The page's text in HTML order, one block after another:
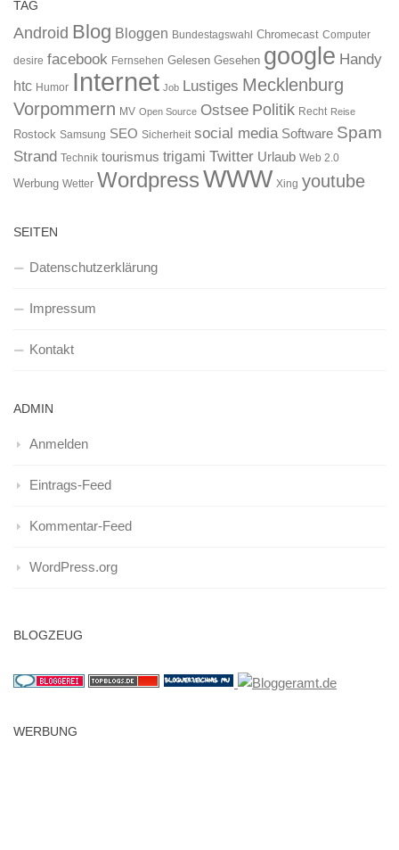
TAG
Android Blog Bloggen Bundestagswahl Chromecast Computer
desire facebook Fernsehen Gelesen Gesehen google Handy
htc Humor Internet Job Lustiges Mecklenburg
Vorpommern MV Open Source Ostsee Politik Recht Reise
Rostock Samsung SEO Sicherheit social media Software Spam
Strand Technik tourismus trigami Twitter Urlaub Web 2.0
Werbung Wetter WordpressWWW Xing youtube
SEITEN
Datenschutzerklärung
Impressum
Kontakt
ADMIN
Anmelden
Eintrags-Feed
Kommentar-Feed
WordPress.org
BLOGZEUG
WERBUNG